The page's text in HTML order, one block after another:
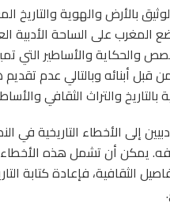
بالأرض والهوية
المغرب على الساحة الأدبية
والحكاية والأساطير التي
أبنائه وبالتالي عدم تقديم
والتراث الثقافي
إلى الأخطاء التاريخية
يمكن أن تشمل هذه
الثقافية، فإعادة كتابة